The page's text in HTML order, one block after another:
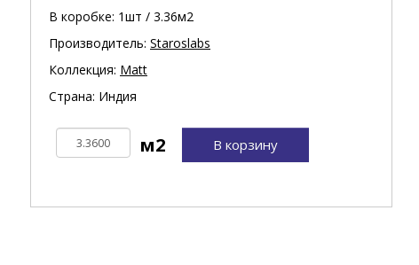
В коробке: 1шт / 3.36м2
Производитель: Staroslabs
Коллекция: Matt
Страна: Индия
В корзину